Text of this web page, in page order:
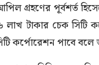
গ্রহণের পূর্বশর্ত
টাকার চেক সিটি
কর্পোরেশন পাবে